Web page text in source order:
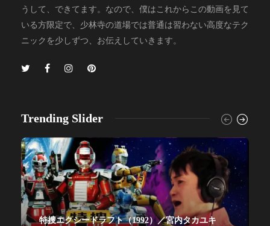
うして、できてます。なので、僕はこれからこの動画を見て
いる方限定で、少林寺の道場では普通は習わない高度なテク
ニックを少しずつ、お伝えしていきます。
Trending Slider
特捜エクシードラフト（1992）／宮内タカユキ